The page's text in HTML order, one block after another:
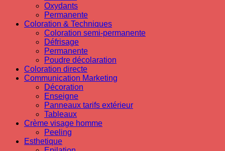
Oxydants
Permanente
Coloration & Techniques
Coloration semi-permanente
Défrisage
Permanente
Poudre décolaration
Coloration directe
Communication Marketing
Décoration
Enseigne
Panneaux tarifs extérieur
Tableaux
Crème visage homme
Peeling
Esthetique